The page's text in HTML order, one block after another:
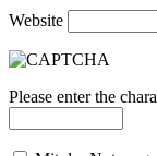
Website
Please enter the